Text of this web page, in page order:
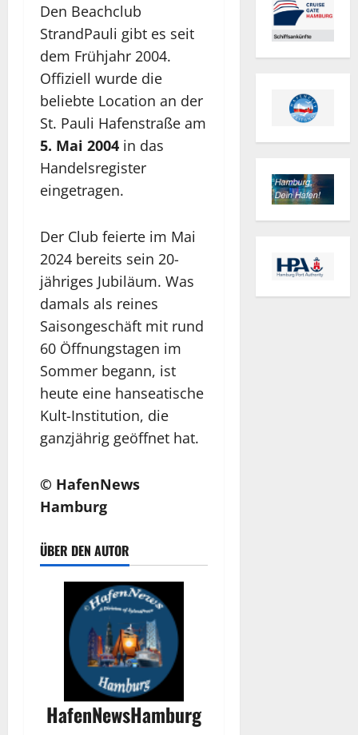
Den Beachclub
StrandPauli gibt es seit
dem Frühjahr 2004.
Offiziell wurde die
beliebte Location an der
St. Pauli Hafenstraße am
5. Mai 2004 in das
Handelsregister
eingetragen.
Der Club feierte im Mai
2024 bereits sein 20-
jähriges Jubiläum. Was
damals als reines
Saisongeschäft mit rund
60 Öffnungstagen im
Sommer begann, ist
heute eine hanseatische
Kult-Institution, die
ganzjährig geöffnet hat.
© HafenNews
Hamburg
ÜBER DEN AUTOR
HafenNewsHamburg